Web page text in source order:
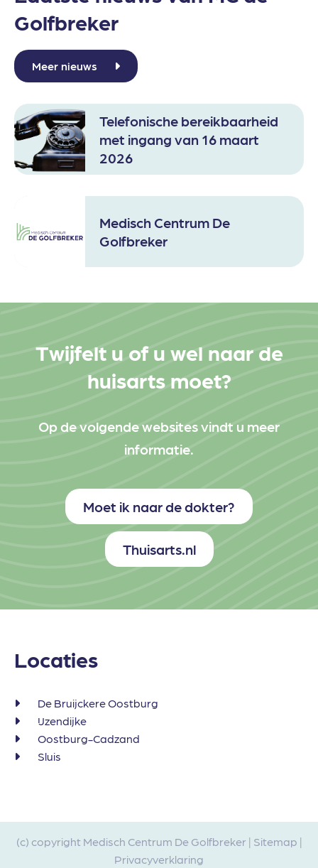
Golfbreker
Meer nieuws
Telefonische bereikbaarheid
met ingang van 16 maart
2026
Medisch Centrum De
Golfbreker
Twijfelt u of u wel naar de
huisarts moet?
Op de volgende websites vindt u meer
informatie.
Moet ik naar de dokter?
Thuisarts.nl
Locaties
De Bruijckere Oostburg
IJzendijke
Oostburg-Cadzand
Sluis
(c) copyright Medisch Centrum De Golfbreker | Sitemap |
Privacyverklaring